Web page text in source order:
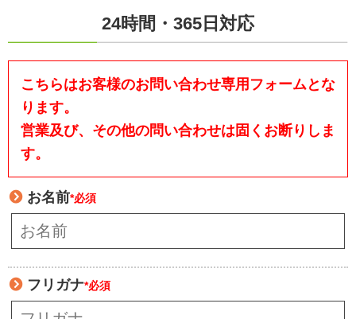
24時間・365日対応
こちらはお客様のお問い合わせ専用フォームとな
ります。
営業及び、その他の問い合わせは固くお断りしま
す。
お名前*必須
フリガナ*必須